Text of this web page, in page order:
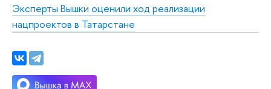
Эксперты Вышки оценили ход реализации
нацпроектов в Татарстане